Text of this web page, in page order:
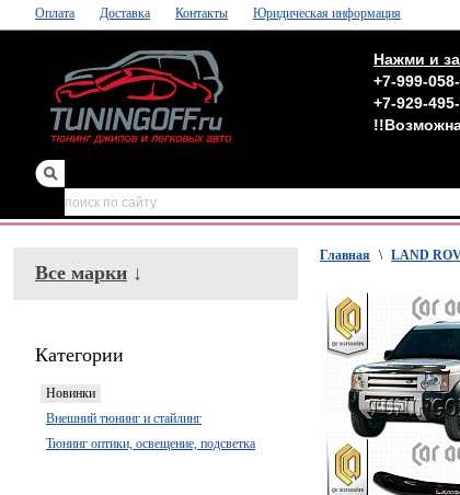
Оплата Доставка Контакты Юридическая информация
Нажми и
+7-999-058-
+7-929-495-
зеркала,обвесы
Все марки ↓
Категории
Новинки
Внешний тюнинг и стайлинг
Тюнинг оптики, освещение, подсветка
Главная \ LAND